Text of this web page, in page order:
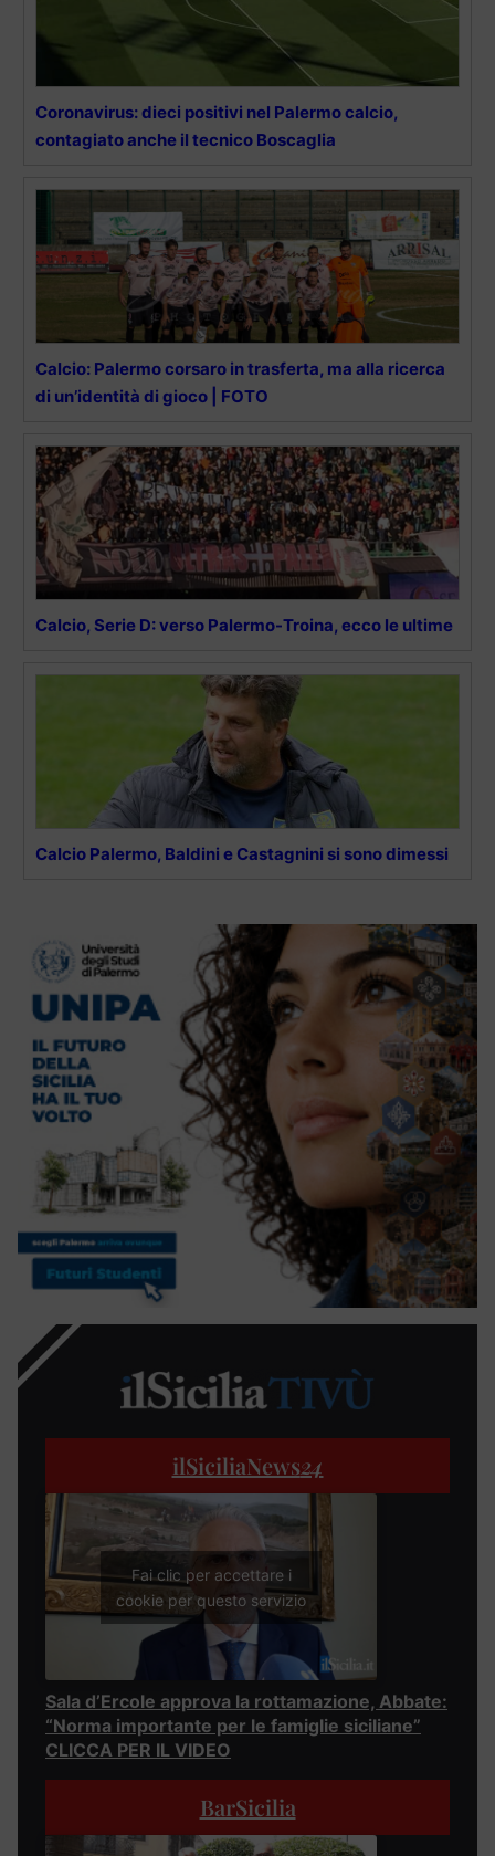
Coronavirus: dieci positivi nel Palermo calcio,
contagiato anche il tecnico Boscaglia
Calcio: Palermo corsaro in trasferta, ma alla ricerca
di un’identità di gioco | FOTO
Calcio, Serie D: verso Palermo-Troina, ecco le ultime
Calcio Palermo, Baldini e Castagnini si sono dimessi
ilSiciliaNews24
Fai clic per accettare i
cookie per questo servizio
Sala d’Ercole approva la rottamazione, Abbate:
“Norma importante per le famiglie siciliane”
CLICCA PER IL VIDEO
BarSicilia